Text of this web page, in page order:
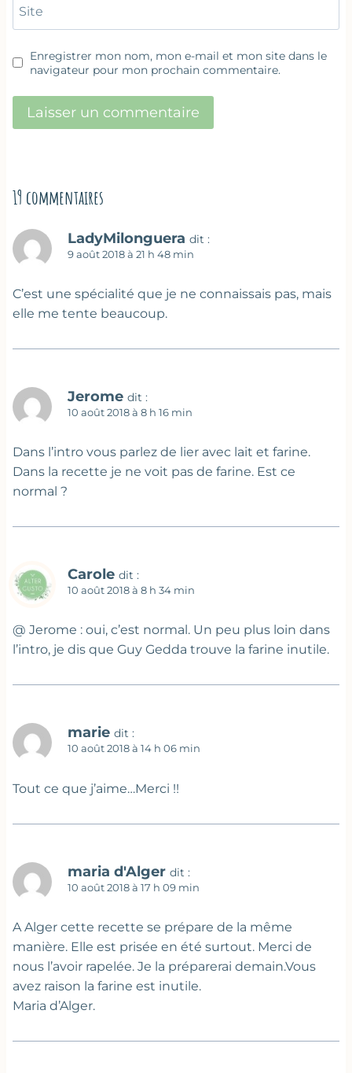
Site
Enregistrer mon nom, mon e-mail et mon site dans le
navigateur pour mon prochain commentaire.
19 commentaires
LadyMilonguera dit :
9 août 2018 à 21 h 48 min
C’est une spécialité que je ne connaissais pas, mais
elle me tente beaucoup.
Jerome dit :
10 août 2018 à 8 h 16 min
Dans l’intro vous parlez de lier avec lait et farine.
Dans la recette je ne voit pas de farine. Est ce
normal ?
Carole dit :
10 août 2018 à 8 h 34 min
@ Jerome : oui, c’est normal. Un peu plus loin dans
l’intro, je dis que Guy Gedda trouve la farine inutile.
marie dit :
10 août 2018 à 14 h 06 min
Tout ce que j’aime…Merci !!
maria d'Alger dit :
10 août 2018 à 17 h 09 min
A Alger cette recette se prépare de la même
manière. Elle est prisée en été surtout. Merci de
nous l’avoir rapelée. Je la préparerai demain.Vous
avez raison la farine est inutile.
Maria d’Alger.